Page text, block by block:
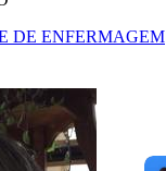
DE ENFERMAGEM